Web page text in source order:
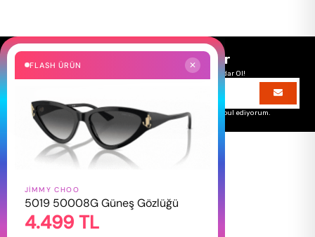
Size Özel Kampanyalar
Hemen Kayıt Ol Fırsatlardan Önce Sen Haberdar Ol!
Üyelik koşullarınıvekişisel verileriminkorunmasını kabul ediyorum.
HAKKIMIZDA
Hakkımızda
Gizlilik Politikası
FLASH ÜRÜN ✕
JIMMY CHOO
5019 50008G Güneş Gözlüğü
4.499 TL